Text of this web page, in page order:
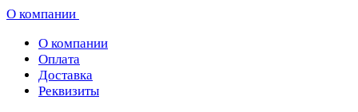
О компании
О компании
Оплата
Доставка
Реквизиты